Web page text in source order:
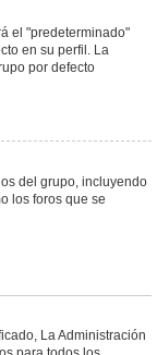
el "predeterminado"
en su perfil. La
por defecto
del grupo, incluyendo
los foros que se
La Administración